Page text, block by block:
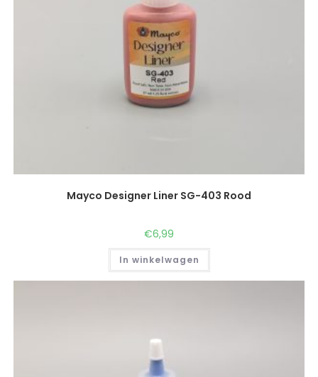
Mayco Designer Liner SG-403 Rood
€6,99
In winkelwagen